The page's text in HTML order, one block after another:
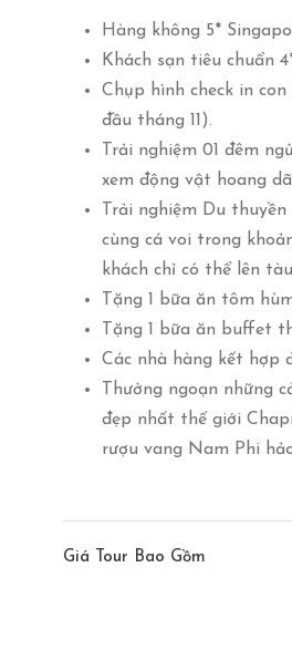
Hàng không 5*
Khách sạn tiêu chuẩn
Chụp hình check in
đầu tháng 11).
Trải nghiệm 01 đêm
xem động vật hoang
Trải nghiệm Du
cùng cá voi trong
khách chỉ có thể lên
Tặng 1 bữa ăn tôm
Tặng 1 bữa ăn buffet
Các nhà hàng kết hợp
Thưởng ngoạn những
đẹp nhất thế giới
rượu vang Nam Phi
Giá Tour Bao Gồm